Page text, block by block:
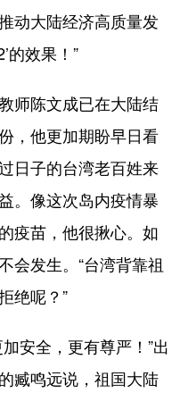
动大陆经济高质量发
的效果！”
陈文成已在大陆结
，他更加期盼早日看
日子的台湾老百姓来
。像这次岛内疫情暴
疫苗，他很揪心。如
会发生。“台湾背靠祖
绝呢？”
安全，更有尊严！”出
臧鸣远说，祖国大陆